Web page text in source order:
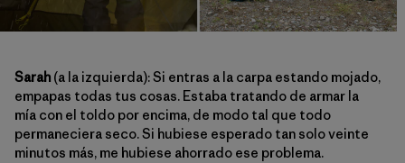
Sarah (a la izquierda): Si entras a la carpa estando mojado,
empapas todas tus cosas. Estaba tratando de armar la
mía con el toldo por encima, de modo tal que todo
permaneciera seco. Si hubiese esperado tan solo veinte
minutos más, me hubiese ahorrado ese problema.